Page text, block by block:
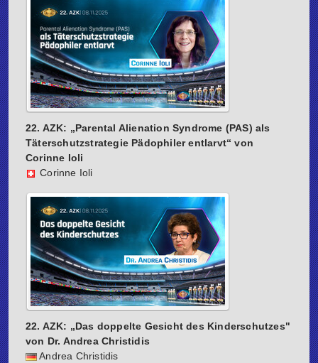
22. AZK: „Parental Alienation Syndrome (PAS) als
Täterschutzstrategie Pädophiler entlarvt“ von
Corinne Ioli
Corinne Ioli
22. AZK: „Das doppelte Gesicht des Kinderschutzes"
von Dr. Andrea Christidis
Andrea Christidis